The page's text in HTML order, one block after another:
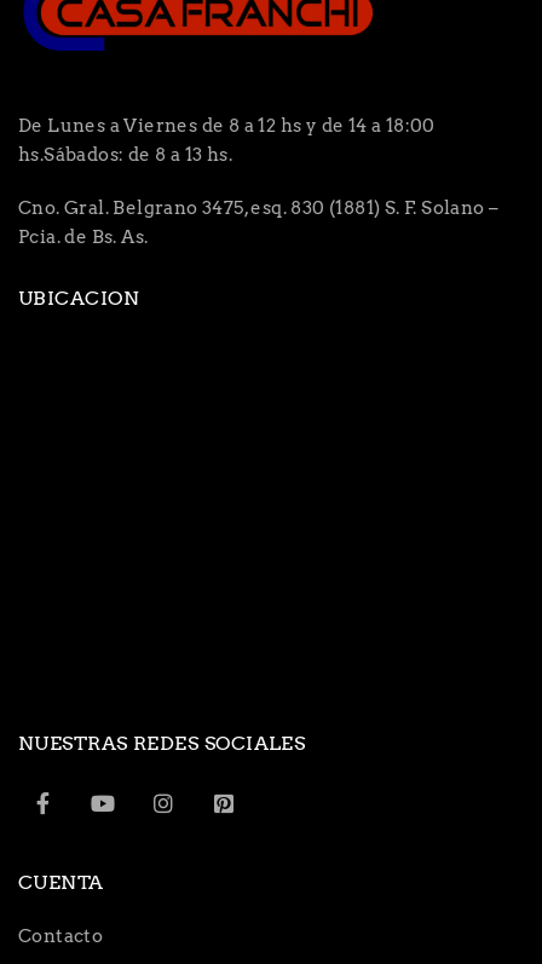
De Lunes a Viernes de 8 a 12 hs y de 14 a 18:00
hs.Sábados: de 8 a 13 hs.
Cno. Gral. Belgrano 3475, esq. 830 (1881) S. F. Solano –
Pcia. de Bs. As.
UBICACION
NUESTRAS REDES SOCIALES
CUENTA
Contacto